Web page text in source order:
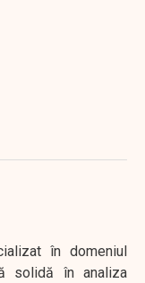
în domeniul
solidă în analiza